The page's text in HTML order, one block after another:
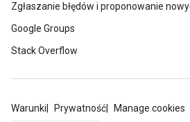
Zgłaszanie błędów i proponowanie
Google Groups
Stack Overflow
Warunki Prywatność Manage cookies